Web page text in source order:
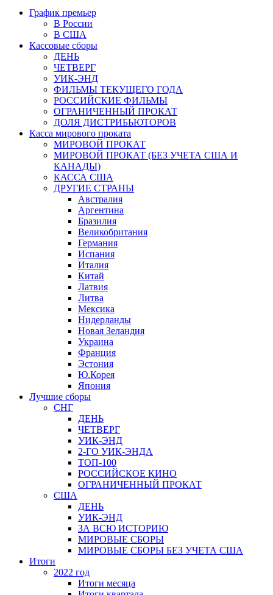
График премьер
В России
В США
Кассовые сборы
ДЕНЬ
ЧЕТВЕРГ
УИК-ЭНД
ФИЛЬМЫ ТЕКУЩЕГО ГОДА
РОССИЙСКИЕ ФИЛЬМЫ
ОГРАНИЧЕННЫЙ ПРОКАТ
ДОЛЯ ДИСТРИБЬЮТОРОВ
Касса мирового проката
МИРОВОЙ ПРОКАТ
МИРОВОЙ ПРОКАТ (БЕЗ УЧЕТА США И
КАНАДЫ)
КАССА США
ДРУГИЕ СТРАНЫ
Австралия
Аргентина
Бразилия
Великобритания
Германия
Испания
Италия
Китай
Латвия
Литва
Мексика
Нидерланды
Новая Зеландия
Украина
Франция
Эстония
Ю.Корея
Япония
Лучшие сборы
СНГ
ДЕНЬ
ЧЕТВЕРГ
УИК-ЭНД
2-ГО УИК-ЭНДА
ТОП-100
РОССИЙСКОЕ КИНО
ОГРАНИЧЕННЫЙ ПРОКАТ
США
ДЕНЬ
УИК-ЭНД
ЗА ВСЮ ИСТОРИЮ
МИРОВЫЕ СБОРЫ
МИРОВЫЕ СБОРЫ БЕЗ УЧЕТА США
Итоги
2022 год
Итоги месяца